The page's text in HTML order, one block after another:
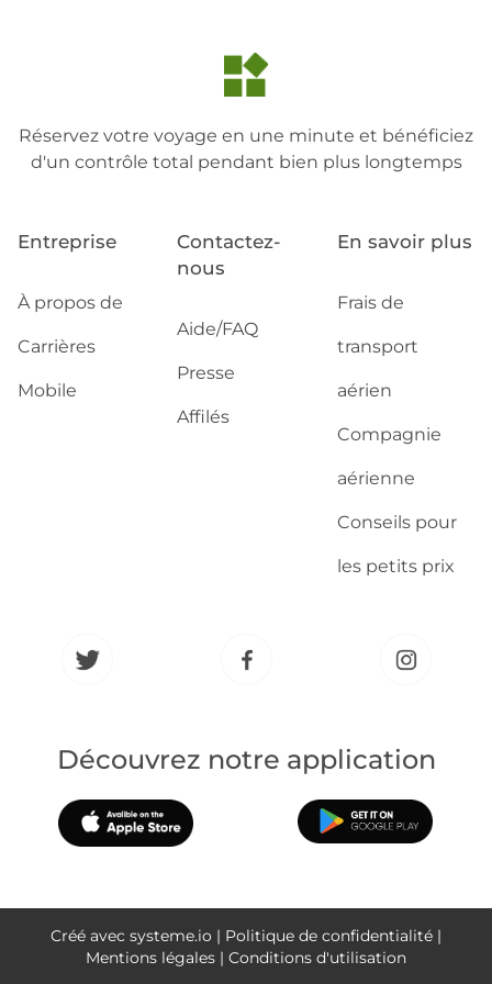
Réservez votre voyage en une minute et bénéficiez
d'un contrôle total pendant bien plus longtemps
Entreprise
À propos de
Carrières
Mobile
Contactez-
nous
Aide/FAQ
Presse
Affilés
En savoir plus
Frais de
transport
aérien
Compagnie
aérienne
Conseils pour
les petits prix
Découvrez notre application
Créé avec systeme.io | Politique de confidentialité |
Mentions légales | Conditions d'utilisation